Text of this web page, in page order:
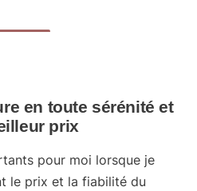
en toute sérénité et
prix
pour moi lorsque je
le prix et la fiabilité du